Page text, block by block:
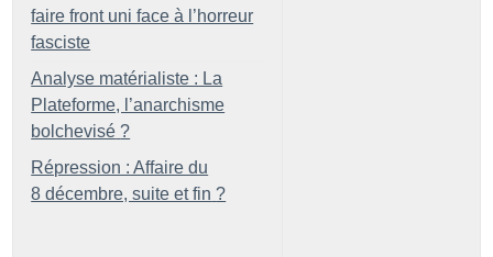
faire front uni face à l’horreur
fasciste
Analyse matérialiste : La
Plateforme, l’anarchisme
bolchevisé ?
Répression : Affaire du
8 décembre, suite et fin ?